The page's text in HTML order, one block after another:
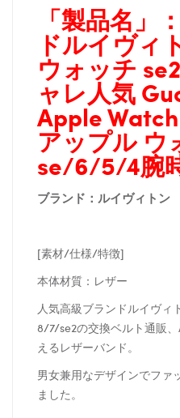
「製品名」
ドルイヴィ
ウォッチ
ャレ人気
Apple
アップル ウ
se/6/5/4腕
ブランド：ルイヴィト
[素材/仕様/特徴]
本体材質：レザー
人気高級ブランドルイヴィ
8/7/se2の交換ベルト通販
えるレザーバンド。
男女兼用なデザインでファ
ました。